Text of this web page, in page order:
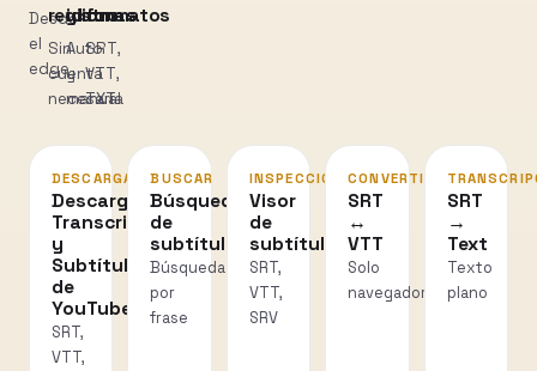
Desde
el
edge
registro
Sin
cuenta
necesaria
idiomas
Auto
y
manual
formatos
SRT,
VTT,
TXT
DESCARGAR
Descarga
Transcripciones
y
Subtítulos
de
YouTube
SRT,
VTT,
BUSCAR
Búsqueda
de
subtítulos
Búsqueda
por
frase
INSPECCIONAR
Visor
de
subtítulos
SRT,
VTT,
SRV
CONVERTIR
SRT
↔
VTT
Solo
navegador
SRT
→
Text
Texto
plano